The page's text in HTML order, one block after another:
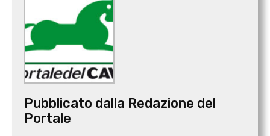
Pubblicato dalla Redazione del
Portale